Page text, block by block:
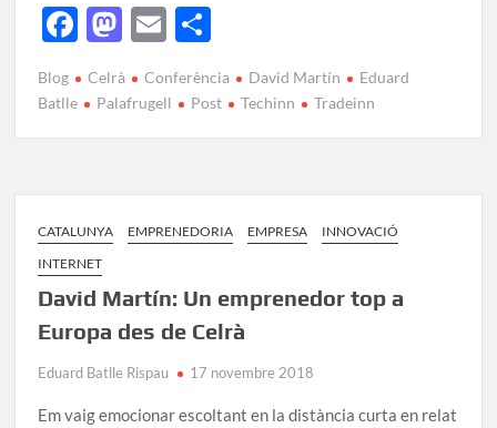
F
e
b
o
k
M
to
d
n
E
ail m
p
te
ix
Blog Celrà Conferència David Martín
Eduard
Batlle
Palafrugell Post Techinn Tradeinn
CATALUNYA EMPRENEDORIA EMPRESA
INNOVACIÓ
INTERNET
David Martín: Un emprenedor top a
Europa des de Celrà
Eduard Batlle Rispau 17 novembre 2018
Em vaig emocionar escoltant en la distància curta en relat